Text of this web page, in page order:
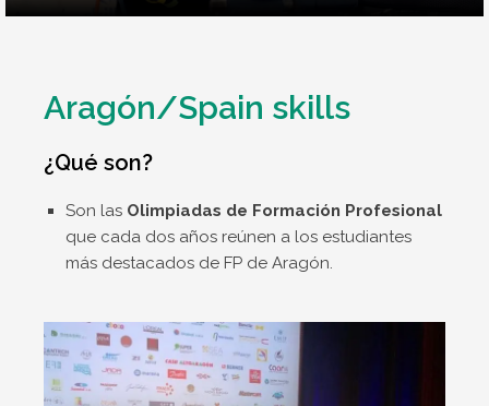
Aragón/Spain skills
¿Qué son?
Son las Olimpiadas de Formación Profesional
que cada dos años reúnen a los estudiantes
más destacados de FP de Aragón.